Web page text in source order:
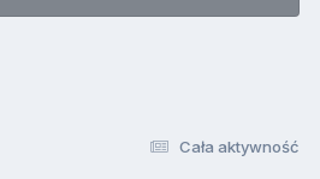
Cała aktywność